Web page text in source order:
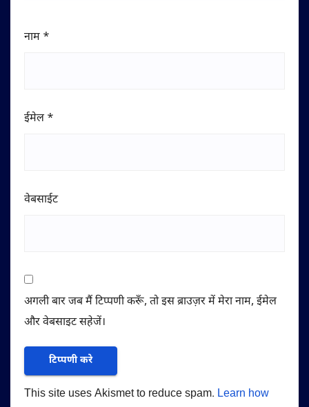
नाम *
ईमेल *
वेबसाईट
अगली बार जब मैं टिप्पणी करूँ, तो इस ब्राउज़र में मेरा नाम, ईमेल
और वेबसाइट सहेजें।
This site uses Akismet to reduce spam. Learn how